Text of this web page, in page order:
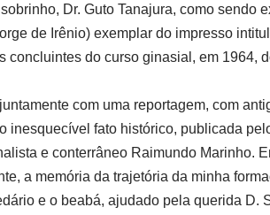
Dr. Guto Tanajura, como sendo
de Irênio) exemplar do impresso
concluintes do curso ginasial, em 1964,
com uma reportagem, com
inesquecível fato histórico, publicada
e conterrâneo Raimundo Marinho.
a memória da trajetória da minha
e o beabá, ajudado pela querida D.